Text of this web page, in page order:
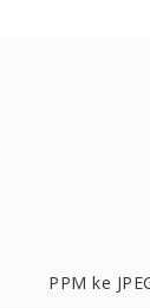
PPM ke